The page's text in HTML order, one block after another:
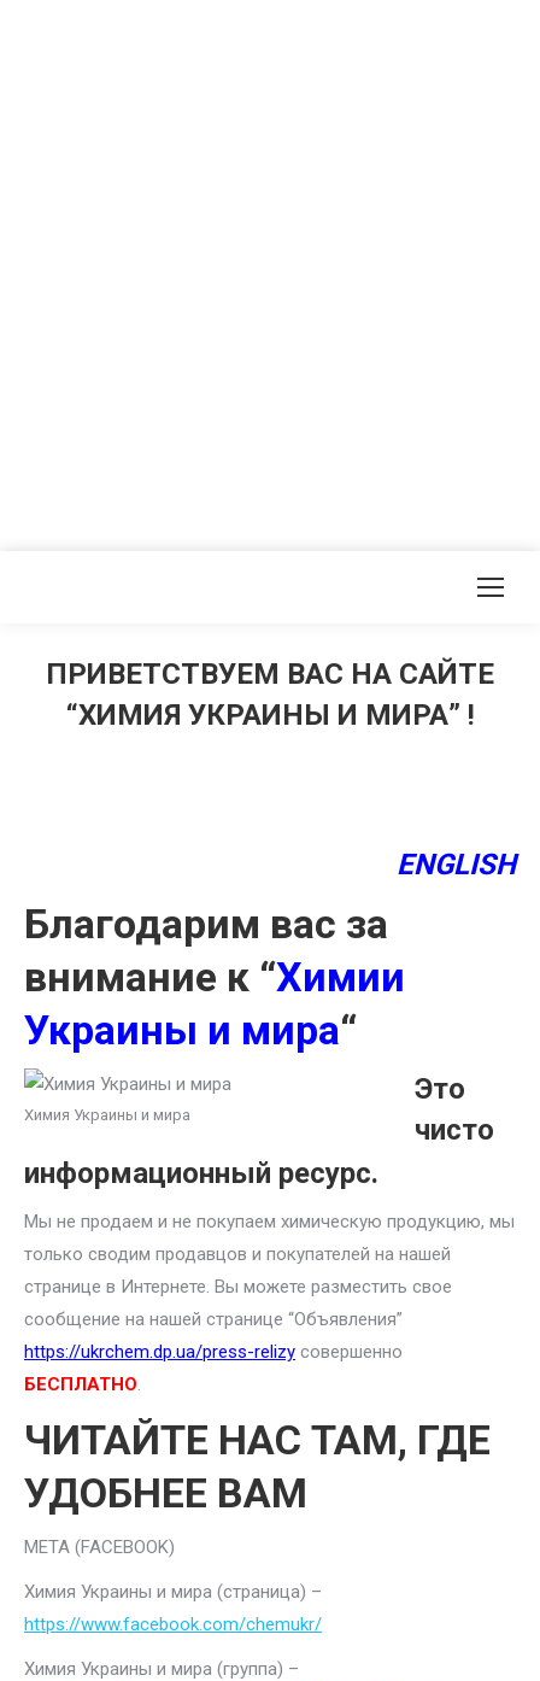
ПРИВЕТСТВУЕМ ВАС НА САЙТЕ
“ХИМИЯ УКРАИНЫ И МИРА” !
ENGLISH
Благодарим вас за
внимание к “Химии
Украины и мира“
Химия Украины и мира
Это
чисто
информационный ресурс.
Мы не продаем и не покупаем химическую продукцию, мы
только сводим продавцов и покупателей на нашей
странице в Интернете. Вы можете разместить свое
сообщение на нашей странице “Объявления”
https://ukrchem.dp.ua/press-relizy совершенно
БЕСПЛАТНО.
ЧИТАЙТЕ НАС ТАМ, ГДЕ
УДОБНЕЕ ВАМ
META (FACEBOOK)
Химия Украины и мира (страница) –
https://www.facebook.com/chemukr/
Химия Украины и мира (группа) –